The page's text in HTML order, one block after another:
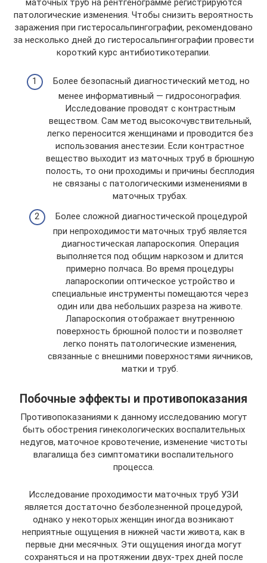
патологические изменения. Чтобы снизить вероятность
заражения при гистеросальпингографии, рекомендовано
за несколько дней до гистеросальпингографии провести
короткий курс антибиотикотерапии.
Более безопасный диагностический метод, но
менее информативный — гидросонография.
Исследование проводят с контрастным
веществом. Сам метод высокочувствительный,
легко переносится женщинами и проводится без
использования анестезии. Если контрастное
вещество выходит из маточных труб в брюшную
полость, то они проходимы и причины бесплодия
не связаны с патологическими изменениями в
маточных трубах.
Более сложной диагностической процедурой
при непроходимости маточных труб является
диагностическая лапароскопия. Операция
выполняется под общим наркозом и длится
примерно полчаса. Во время процедуры
лапароскопии оптическое устройство и
специальные инструменты помещаются через
один или два небольших разреза на животе.
Лапароскопия отображает внутреннюю
поверхность брюшной полости и позволяет
легко понять патологические изменения,
связанные с внешними поверхностями яичников,
матки и труб.
Побочные эффекты и противопоказания
Противопоказаниями к данному исследованию могут
быть обострения гинекологических воспалительных
недугов, маточное кровотечение, изменение чистоты
влагалища без симптоматики воспалительного
процесса.
Исследование проходимости маточных труб УЗИ
является достаточно безболезненной процедурой,
однако у некоторых женщин иногда возникают
неприятные ощущения в нижней части живота, как в
первые дни месячных. Эти ощущения иногда могут
сохраняться и на протяжении двух-трех дней после